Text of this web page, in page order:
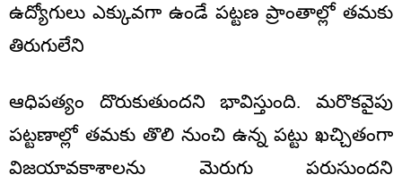
ఉద్యోగులు ఎక్కువగా ఉండే పట్టణ ప్రాంతాల్లో తమకు
తిరుగులేని
ఆధిపత్యం దొరుకుతుందని భావిస్తుంది. మరొకవైపు
పట్టణాల్లో తమకు తొలి నుంచి ఉన్న పట్టు ఖచ్చితంగా
విజయావకాశాలను మెరుగు పరుస్తుందని